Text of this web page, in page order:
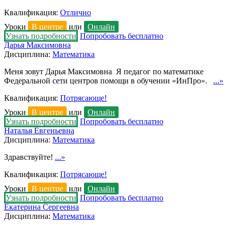
Квалификация: Отлично
Уроки
В центре или
Онлайн
Узнать подробности Попробовать бесплатно
Дарья Максимовна
Дисциплина: Математика
Меня зовут Дарья Максимовна Я педагог по математике
Федеральной сети центров помощи в обучении «ИнПро». ...»
Квалификация: Потрясающе!
Уроки
В центре или
Онлайн
Узнать подробности Попробовать бесплатно
Наталья Евгеньевна
Дисциплина: Математика
Здравствуйте! ...»
Квалификация: Потрясающе!
Уроки
В центре или
Онлайн
Узнать подробности Попробовать бесплатно
Екатерина Сергеевна
Дисциплина: Математика